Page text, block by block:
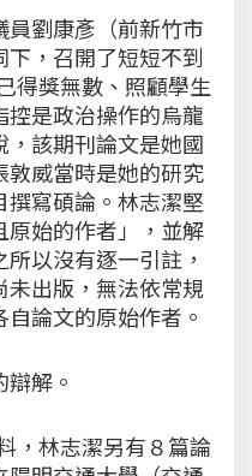
劉康彥（前新竹市
，召開了短短不到
得獎無數、照顧學生
是政治操作的烏龍
該期刊論文是她國
威當時是她的研究
寫碩論。林志潔堅
始的作者」，並解
以沒有逐一引註，
未出版，無法依常規
論文的原始作者。
解。
，林志潔另有８篇論